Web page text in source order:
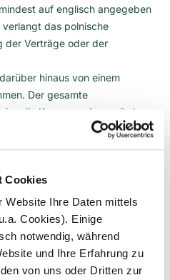
Cookies
Website Ihre Daten mittels
Cookies). Einige
notwendig, während
und Ihre Erfahrung zu
von uns oder Dritten zur
auf englisch angegeben
das polnische
der Verträge oder der
hinaus von einem
Der gesamte
die Korrespondenz mit dem
auf polnisch.
die Übersetzungen für dich
Probleme
bei der